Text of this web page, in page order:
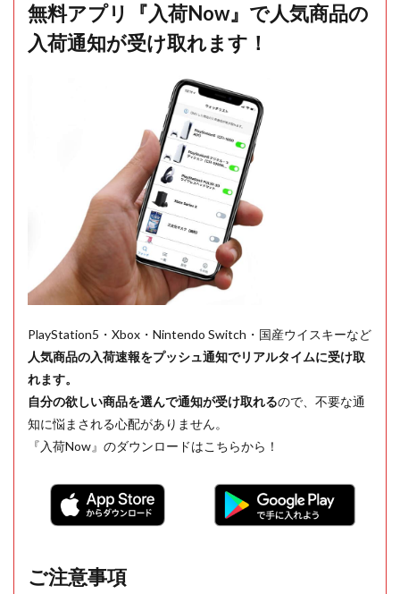
無料アプリ『入荷Now』で人気商品の
入荷通知が受け取れます！
PlayStation5・Xbox・Nintendo Switch・国産ウイスキーなど
人気商品の入荷速報をプッシュ通知でリアルタイムに受け取
れます。
自分の欲しい商品を選んで通知が受け取れるので、不要な通
知に悩まされる心配がありません。
『入荷Now』のダウンロードはこちらから！
ご注意事項